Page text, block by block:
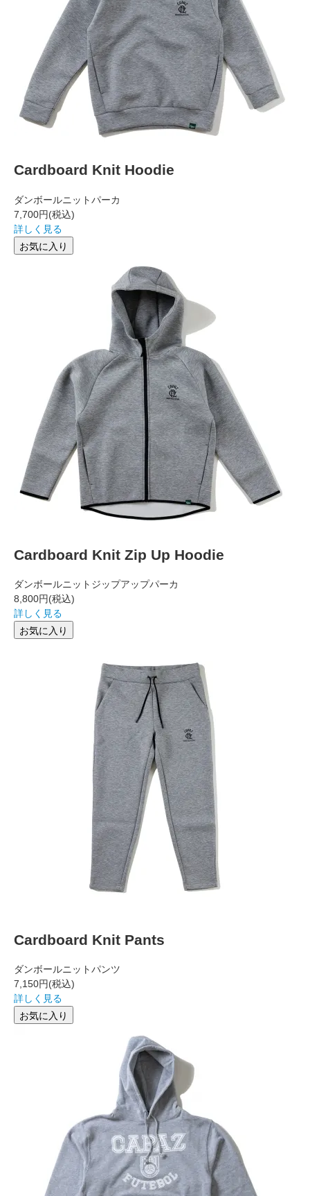
Cardboard Knit Hoodie
ダンボールニットパーカ
7,700円(税込)
詳しく見る
お気に入り
Cardboard Knit Zip Up Hoodie
ダンボールニットジップアップパーカ
8,800円(税込)
詳しく見る
お気に入り
Cardboard Knit Pants
ダンボールニットパンツ
7,150円(税込)
詳しく見る
お気に入り